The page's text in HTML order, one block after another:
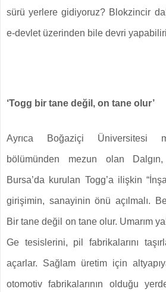
sürü yerlere gidiyoruz? Blokzincir
e-devlet üzerinden bile devri
‘Togg bir tane değil, on tane olur’
Ayrıca Boğaziçi Üniversitesi
bölümünden mezun olan
Bursa’da kurulan Togg’a ilişkin
girişimin, sanayinin önü açılmalı.
Bir tane değil on tane olur. Umarım
Ge tesislerini, pil fabrikalarını
açarlar. Sağlam üretim için
otomotiv fabrikalarının olduğu